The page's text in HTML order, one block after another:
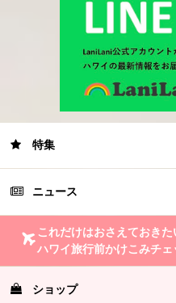
特集
ニュース
これだけはおさえておきた
ハワイ旅行前かけこみチェ
ショップ